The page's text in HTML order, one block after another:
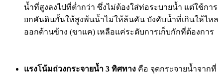
น้ำที่สูงลงไปที่ต่ำกว่า ซึ่งไม่ต้องใส่ท่อระบายน้ำ แต่ใช้การ
ยกคันดินกั้นให้สูงพ้นน้ำไม่ให้ล้นคัน บังคับน้ำที่เกินให้ไหล
ออกด้านข้าง (ขาแค) เหลือแค่ระดับการเก็บกักที่ต้องการ
แรงโน้มถ่วงกระจายน้ำ 3 ทิศทาง คือ จุดกระจายน้ำจากที่